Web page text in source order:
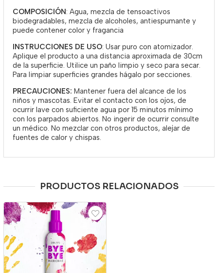
COMPOSICIÓN: Agua, mezcla de tensoactivos
biodegradables, mezcla de alcoholes, antiespumante y
puede contener color y fragancia
INSTRUCCIONES DE USO: Usar puro con atomizador.
Aplique el producto a una distancia aproximada de 30cm
de la superficie. Utilice un paño limpio y seco para secar.
Para limpiar superficies grandes hágalo por secciones.
PRECAUCIONES: Mantener fuera del alcance de los
niños y mascotas. Evitar el contacto con los ojos, de
ocurrir lave con suficiente agua por 15 minutos mínimo
con los parpados abiertos. No ingerir de ocurrir consulte
un médico. No mezclar con otros productos, alejar de
fuentes de calor y chispas.
PRODUCTOS RELACIONADOS